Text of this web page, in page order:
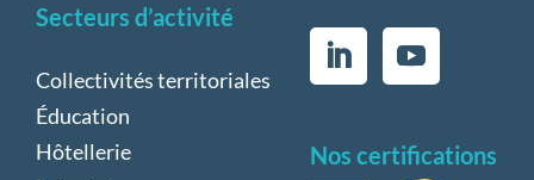
Secteurs d’activité
Collectivités territoriales
Éducation
Hôtellerie
Nos certifications